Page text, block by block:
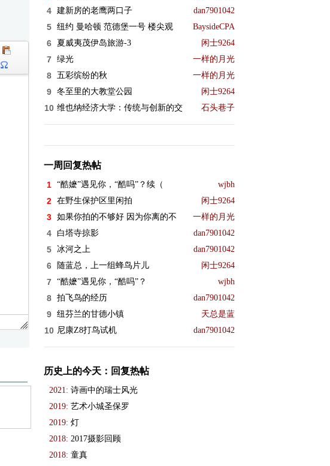
4 建新房的老鹰两口子 dan7901042
5 纽约 曼哈顿 范德堡一号 楼尖观 BaysideCPA
6 夏威夷茂伊岛旅游-3 闲士9264
7 绿光 一样的月光
8 五彩缤纷的秋 一样的月光
9 冬至里的大教堂公园 闲士9264
10 维也纳经济大学：传统与创新的交 石头巷子
一周回复热帖
1 “酷嬷”遇见你，“酷吗”？续（ wjbh
2 在野生保护区里闲拍 闲士9264
3 如果你拍的不够好 因为你离的不 一样的月光
4 白塔寺掠影 dan7901042
5 冰河之上 dan7901042
6 随蓝总，上一组蜂鸟片儿 闲士9264
7 “酷嬷”遇见你，“酷吗”？ wjbh
8 拍飞鸟的经历 dan7901042
9 纽芬兰的甘德小镇 天总是蓝
10 尼康Z8打鸟试机 dan7901042
历史上的今天：回复热帖
2021: 诗画中的瑞士风光
2019: 艺术小城圣保罗
2019: 灯
2018: 2017摄影回顾
2018: 童真